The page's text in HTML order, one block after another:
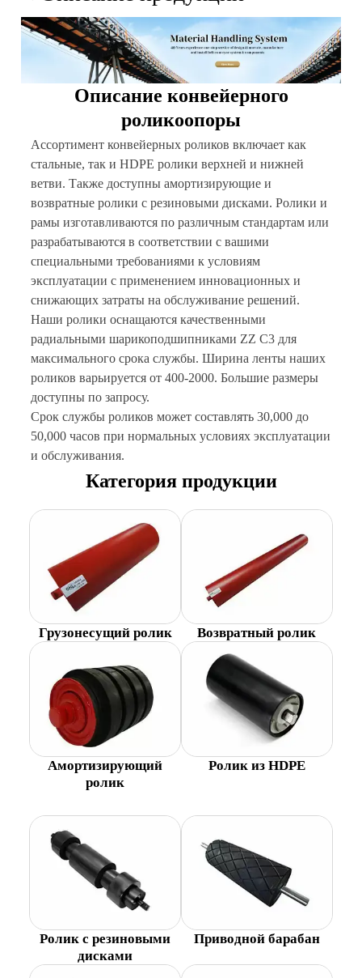
Описание конвейерного
роликоопоры
Ассортимент конвейерных роликов включает как
стальные, так и HDPE ролики верхней и нижней
ветви. Также доступны амортизирующие и
возвратные ролики с резиновыми дисками. Ролики и
рамы изготавливаются по различным стандартам или
разрабатываются в соответствии с вашими
специальными требованиями к условиям
эксплуатации с применением инновационных и
снижающих затраты на обслуживание решений.
Наши ролики оснащаются качественными
радиальными шарикоподшипниками ZZ C3 для
максимального срока службы. Ширина ленты наших
роликов варьируется от 400-2000. Большие размеры
доступны по запросу.
Срок службы роликов может составлять 30,000 до
50,000 часов при нормальных условиях эксплуатации
и обслуживания.
Категория продукции
Грузонесущий ролик Возвратный ролик
Амортизирующий
ролик
Ролик из HDPE
Ролик с резиновыми
дисками
Приводной барабан